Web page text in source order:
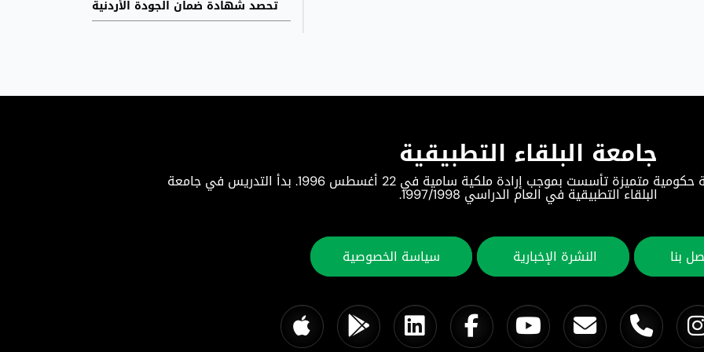
تحصد شهادة ضمان الجودة الأردنية
جامعة البلقاء التطبيقية
جامعة البلقاء التطبيقية هي جامعة حكومية متميزة تأسست بموجب إرادة ملكية سامية في 22 أغسطس 1996. بدأ التدريس في جامعة
البلقاء التطبيقية في العام الدراسي 1997/1998.
بنا النشرة الإخبارية سياسة الخصوصية